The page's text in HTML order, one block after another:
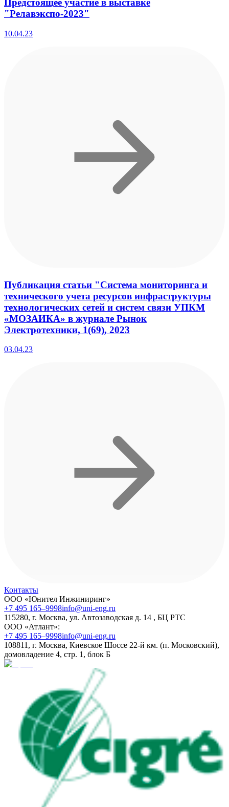
Предстоящее участие в выставке
"Релавэкспо-2023"
10.04.23
Публикация статьи "Система мониторинга и
технического учета ресурсов инфраструктуры
технологических сетей и систем связи УПКМ
«МОЗАИКА» в журнале Рынок
Электротехники, 1(69), 2023
03.04.23
Контакты
ООО «Юнител Инжиниринг»
+7 495 165–9998info@uni-eng.ru
115280, г. Москва, ул. Автозаводская д. 14 , БЦ РТС
ООО «Атлант»:
+7 495 165–9998info@uni-eng.ru
108811, г. Москва, Киевское Шоссе 22-й км. (п. Московский),
домовладение 4, стр. 1, блок Б